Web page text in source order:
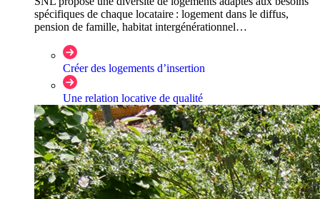
spécifiques de chaque locataire : logement dans le diffus,
pension de famille, habitat intergénérationnel…
Créer des logements d’insertion
Une relation locative de qualité